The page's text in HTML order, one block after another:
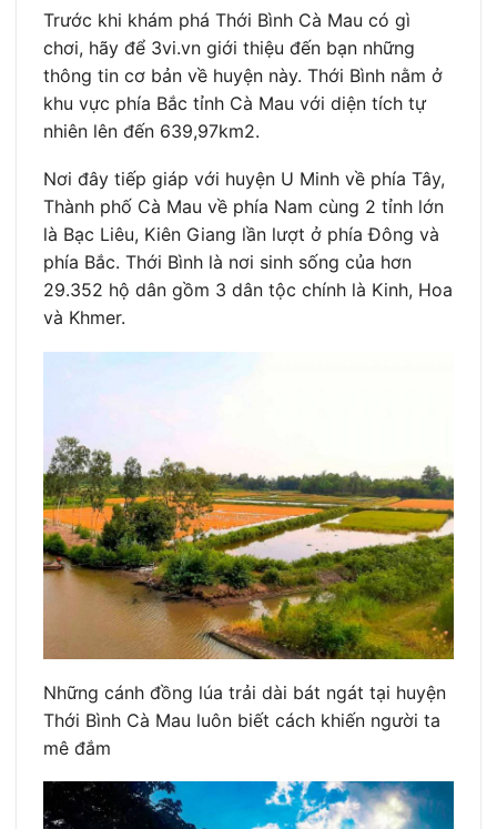
Trước khi khám phá Thới Bình Cà Mau có gì
chơi, hãy để 3vi.vn giới thiệu đến bạn những
thông tin cơ bản về huyện này. Thới Bình nằm ở
khu vực phía Bắc tỉnh Cà Mau với diện tích tự
nhiên lên đến 639,97km2.
Nơi đây tiếp giáp với huyện U Minh về phía Tây,
Thành phố Cà Mau về phía Nam cùng 2 tỉnh lớn
là Bạc Liêu, Kiên Giang lần lượt ở phía Đông và
phía Bắc. Thới Bình là nơi sinh sống của hơn
29.352 hộ dân gồm 3 dân tộc chính là Kinh, Hoa
và Khmer.
Những cánh đồng lúa trải dài bát ngát tại huyện
Thới Bình Cà Mau luôn biết cách khiến người ta
mê đắm